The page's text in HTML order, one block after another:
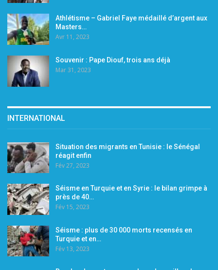
Athlétisme – Gabriel Faye médaillé d’argent aux
Masters…
Avr 11, 2023
Souvenir : Pape Diouf, trois ans déjà
Mar 31, 2023
INTERNATIONAL
Situation des migrants en Tunisie : le Sénégal
réagit enfin
Fév 27, 2023
Séisme en Turquie et en Syrie : le bilan grimpe à
près de 40…
Fév 15, 2023
Séisme : plus de 30 000 morts recensés en
Turquie et en…
Fév 13, 2023